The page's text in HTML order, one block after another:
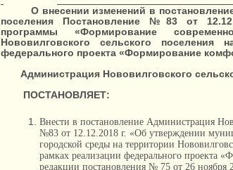
О внесении изменений в
поселения
Постановление №83 от
программы «Формирование
Нововилговского сельского
федерального проекта «Формирование
Администрация Нововилговского
ПОСТАНОВЛЯЕТ:
Внести в постановление Администрация
№83 от 12.12.2018 г. «Об утверждении
городской среды на территории
рамках реализации федерального проекта
редакции постановления № 75 от 26 ноября